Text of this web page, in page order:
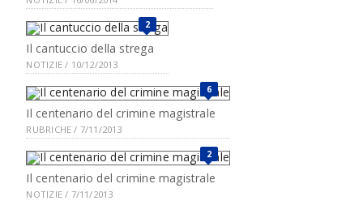
2
Il cantuccio della strega
NOTIZIE / 10/12/2013
6
Il centenario del crimine magistrale
RUBRICHE / 7/11/2013
2
Il centenario del crimine magistrale
NOTIZIE / 7/11/2013